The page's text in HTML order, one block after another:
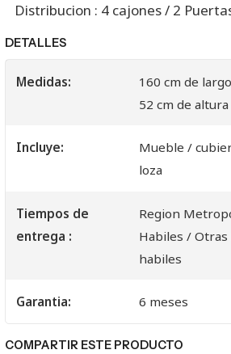
Distribucion : 4 cajones / 2
DETALLES
Medidas:
160 cm de
52 cm de altura
Incluye:
Mueble /
loza
Tiempos de
entrega :
Region
Habiles / Otras
habiles
Garantia: 6 meses
COMPARTIR ESTE PRODUCTO